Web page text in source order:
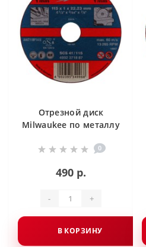
Отрезной диск
Milwaukee по металлу
22.2 мм
0
490 р.
- +
В КОРЗИНУ